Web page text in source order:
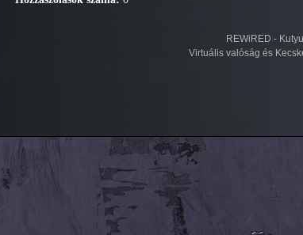
REWiRED -
Virtuális valóság és